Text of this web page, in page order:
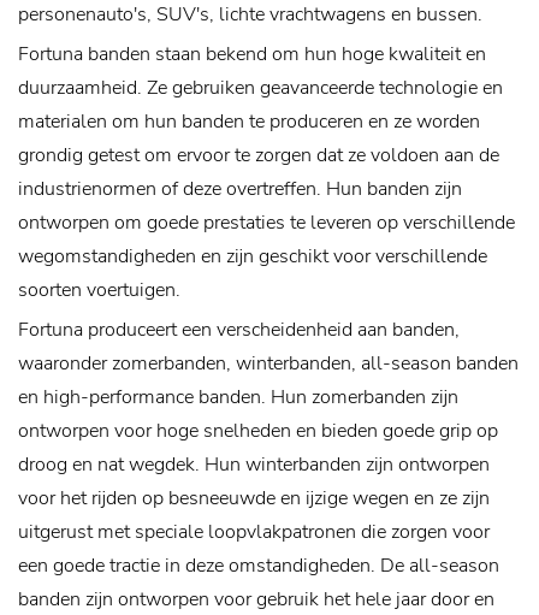
personenauto's, SUV's, lichte vrachtwagens en bussen.
Fortuna banden staan ​​bekend om hun hoge kwaliteit en
duurzaamheid. Ze gebruiken geavanceerde technologie en
materialen om hun banden te produceren en ze worden
grondig getest om ervoor te zorgen dat ze voldoen aan de
industrienormen of deze overtreffen. Hun banden zijn
ontworpen om goede prestaties te leveren op verschillende
wegomstandigheden en zijn geschikt voor verschillende
soorten voertuigen.
Fortuna produceert een verscheidenheid aan banden,
waaronder zomerbanden, winterbanden, all-season banden
en high-performance banden. Hun zomerbanden zijn
ontworpen voor hoge snelheden en bieden goede grip op
droog en nat wegdek. Hun winterbanden zijn ontworpen
voor het rijden op besneeuwde en ijzige wegen en ze zijn
uitgerust met speciale loopvlakpatronen die zorgen voor
een goede tractie in deze omstandigheden. De all-season
banden zijn ontworpen voor gebruik het hele jaar door en